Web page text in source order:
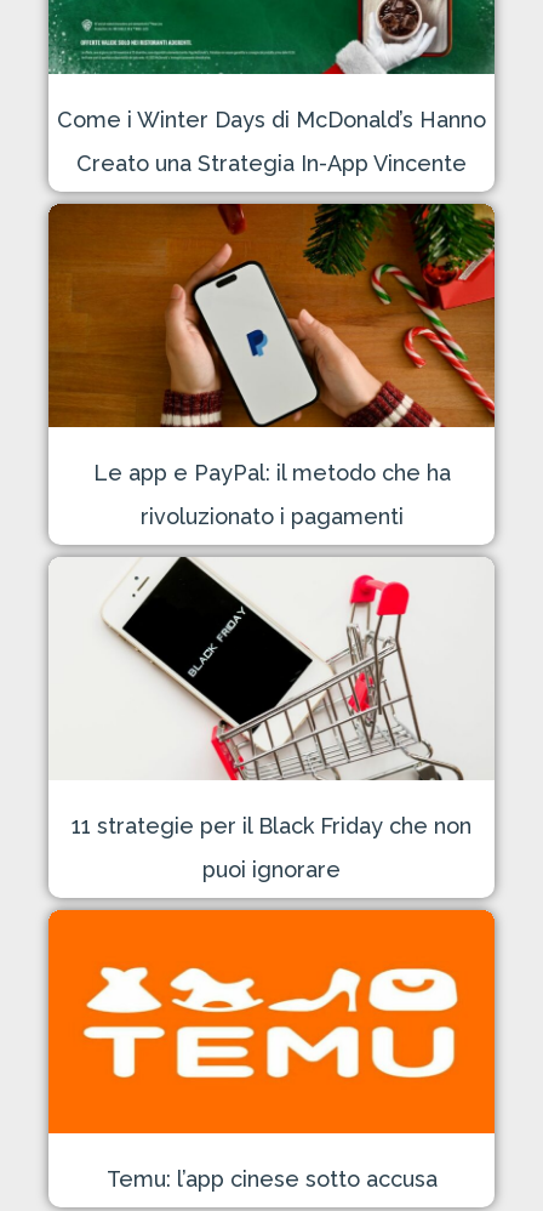
Come i Winter Days di McDonald’s Hanno
Creato una Strategia In-App Vincente
Le app e PayPal: il metodo che ha
rivoluzionato i pagamenti
11 strategie per il Black Friday che non
puoi ignorare
Temu: l’app cinese sotto accusa